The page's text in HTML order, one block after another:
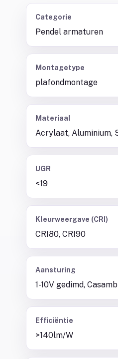
Categorie
Pendel armaturen
Montagetype
plafondmontage
Materiaal
Acrylaat, Aluminium,
UGR
<19
Kleurweergave (CRI)
CRI80, CRI90
Aansturing
1-10V gedimd,
Efficiëntie
>140lm/W